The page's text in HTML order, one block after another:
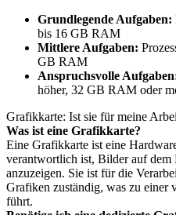
Grundlegende Aufgaben:
bis 16 GB RAM
Mittlere Aufgaben:
GB RAM
Anspruchsvolle
höher, 32 GB RAM oder
Grafikkarte: Ist sie für meine
Was ist eine Grafikkarte?
Eine Grafikkarte ist eine
verantwortlich ist, Bilder auf dem
anzuzeigen. Sie ist für die
Grafiken zuständig, was zu einer
führt.